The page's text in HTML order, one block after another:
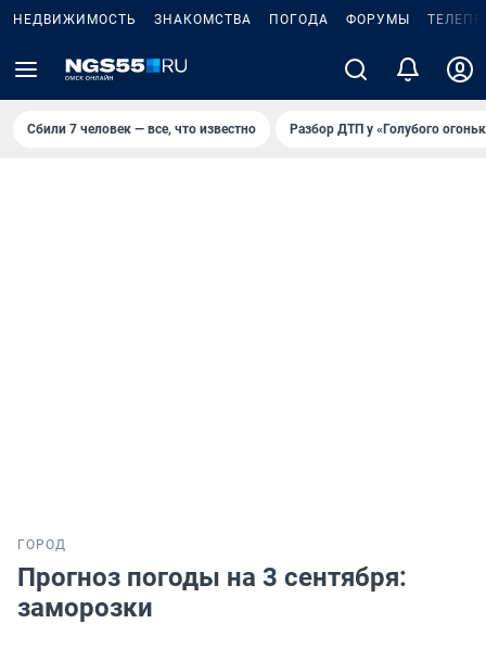
НЕДВИЖИМОСТЬ ЗНАКОМСТВА ПОГОДА ФОРУМЫ
Сбили 7 человек — все, что известно Разбор ДТП у «Голубого
ГОРОД
Прогноз погоды на 3 сентября:
заморозки